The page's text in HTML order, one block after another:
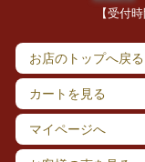
【受付
お店のトップへ戻る
カートを見る
マイページへ